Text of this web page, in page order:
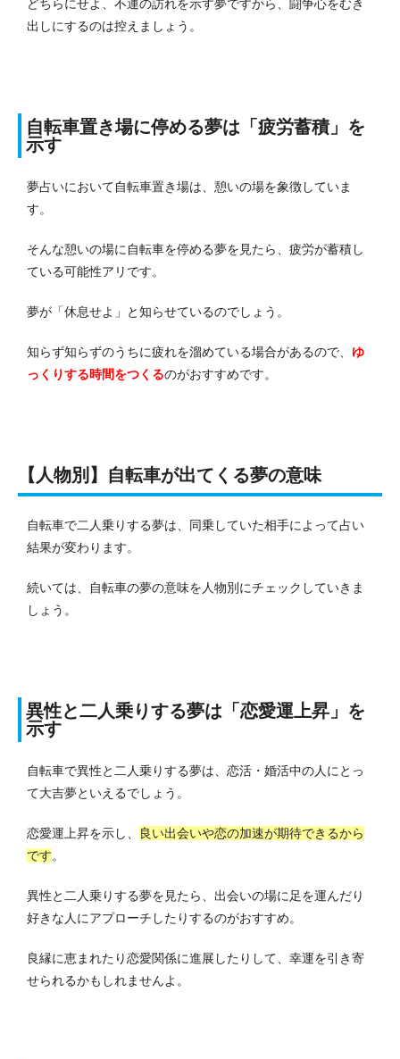
どちらにせよ、不運の訪れを示す夢ですから、闘争心をむき
出しにするのは控えましょう。
自転車置き場に停める夢は「疲労蓄積」を
示す
夢占いにおいて自転車置き場は、憩いの場を象徴していま
す。
そんな憩いの場に自転車を停める夢を見たら、疲労が蓄積し
ている可能性アリです。
夢が「休息せよ」と知らせているのでしょう。
知らず知らずのうちに疲れを溜めている場合があるので、 ゆ
っくりする時間をつくるのがおすすめです。
【人物別】自転車が出てくる夢の意味
自転車で二人乗りする夢は、同乗していた相手によって占い
結果が変わります。
続いては、自転車の夢の意味を人物別にチェックしていきま
しょう。
異性と二人乗りする夢は「恋愛運上昇」 を
示す
自転車で異性と二人乗りする夢は、恋活・婚活中の人にとっ
て大吉夢といえるでしょう。
恋愛運上昇を示し、
良い出会いや恋の加速が期待できるから
です。
異性と二人乗りする夢を見たら、出会いの場に足を運んだり
好きな人にアプローチしたりするのがおすすめ。
良縁に恵まれたり恋愛関係に進展したりして、幸運を引き寄
せられるかもしれませんよ。